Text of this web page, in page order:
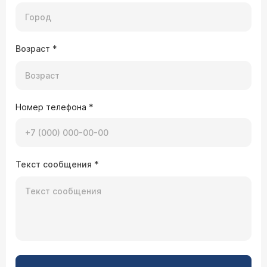
Здравствуйте, Антон, необходимо
же начать лечение.
27.05.2018 Александр, 78 лет, Москва
периодическими болями в области лица
(лицевой нерв). Недавнее обострение
помогают. На сайте ЦЭЛТ я увидел, что есть
другие методы лечения. Подскажите что
Александр, здравствуйте! У нас есть ряд
Возраст *
Номер телефона *
Текст сообщения *